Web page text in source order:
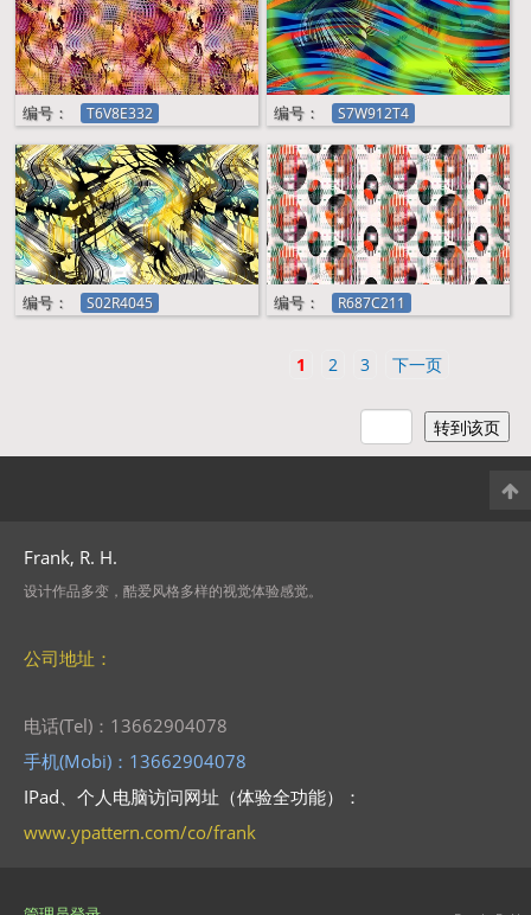
编号： T6V8E332 编号： S7W912T4
编号： S02R4045 编号： R687C211
1 2 3 下一页
Frank, R. H.
设计作品多变，酷爱风格多样的视觉体验感觉。
公司地址：
电话(Tel)：13662904078
手机(Mobi)：13662904078
IPad、个人电脑访问网址（体验全功能）：
www.ypattern.com/co/frank